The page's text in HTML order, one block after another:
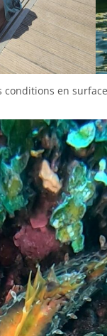
conditions en